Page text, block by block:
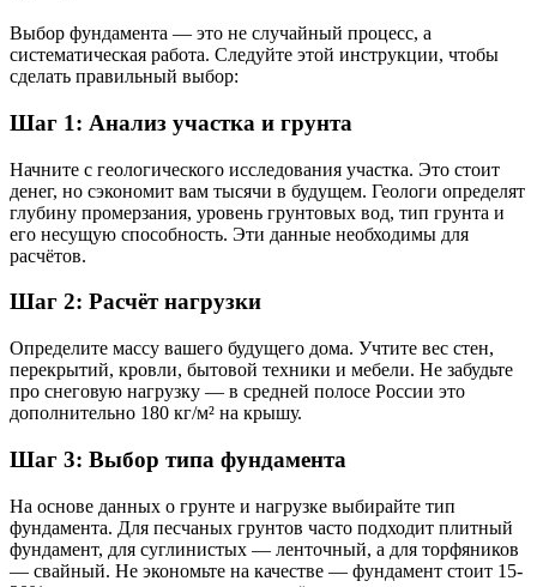
Выбор фундамента — это не случайный процесс, а
систематическая работа. Следуйте этой инструкции, чтобы
сделать правильный выбор:
Шаг 1: Анализ участка и грунта
Начните с геологического исследования участка. Это стоит
денег, но сэкономит вам тысячи в будущем. Геологи определят
глубину промерзания, уровень грунтовых вод, тип грунта и
его несущую способность. Эти данные необходимы для
расчётов.
Шаг 2: Расчёт нагрузки
Определите массу вашего будущего дома. Учтите вес стен,
перекрытий, кровли, бытовой техники и мебели. Не забудьте
про снеговую нагрузку — в средней полосе России это
дополнительно 180 кг/м² на крышу.
Шаг 3: Выбор типа фундамента
На основе данных о грунте и нагрузке выбирайте тип
фундамента. Для песчаных грунтов часто подходит плитный
фундамент, для суглинистых — ленточный, а для торфяников
— свайный. Не экономьте на качестве — фундамент стоит 15-